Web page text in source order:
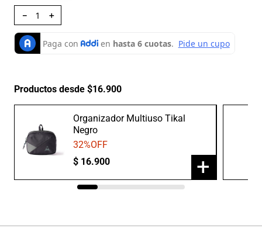
＋
－
Productos desde $16.900
Organizador Multiuso Tikal
Negro
32%OFF
$ 16.900 +